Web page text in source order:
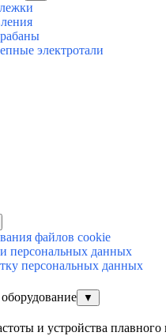
электротали
файлов cookie
персональных данных
персональных данных
▼
и устройства плавного